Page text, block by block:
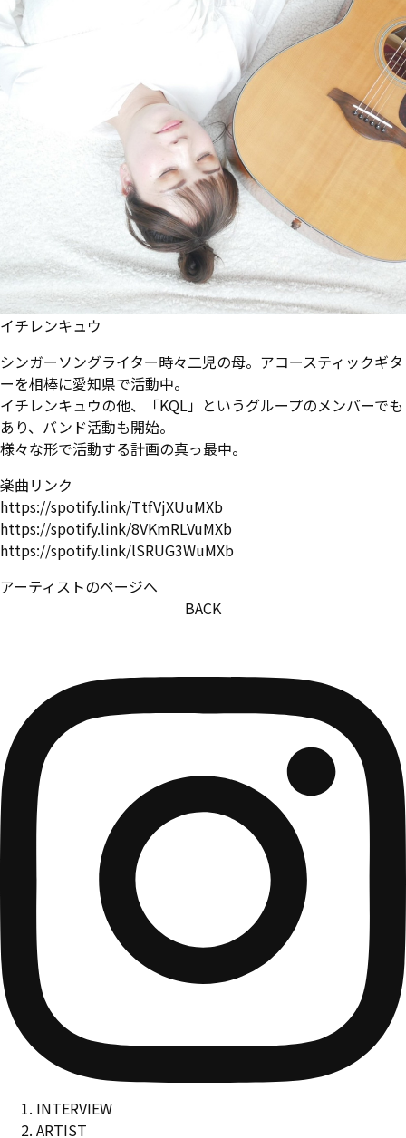
イチレンキュウ
シンガーソングライター時々二児の母。アコースティックギタ
ーを相棒に愛知県で活動中。
イチレンキュウの他、「KQL」というグループのメンバーでも
あり、バンド活動も開始。
様々な形で活動する計画の真っ最中。
楽曲リンク
https://spotify.link/TtfVjXUuMXb
https://spotify.link/8VKmRLVuMXb
https://spotify.link/lSRUG3WuMXb
アーティストのページへ
BACK
INTERVIEW
ARTIST